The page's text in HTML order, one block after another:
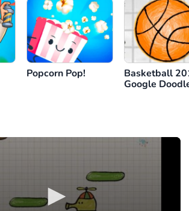
Popcorn Pop!
Basketball
Google